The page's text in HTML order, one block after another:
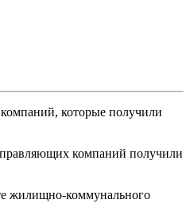
которые получили
компаний получили
жилищно-коммунального